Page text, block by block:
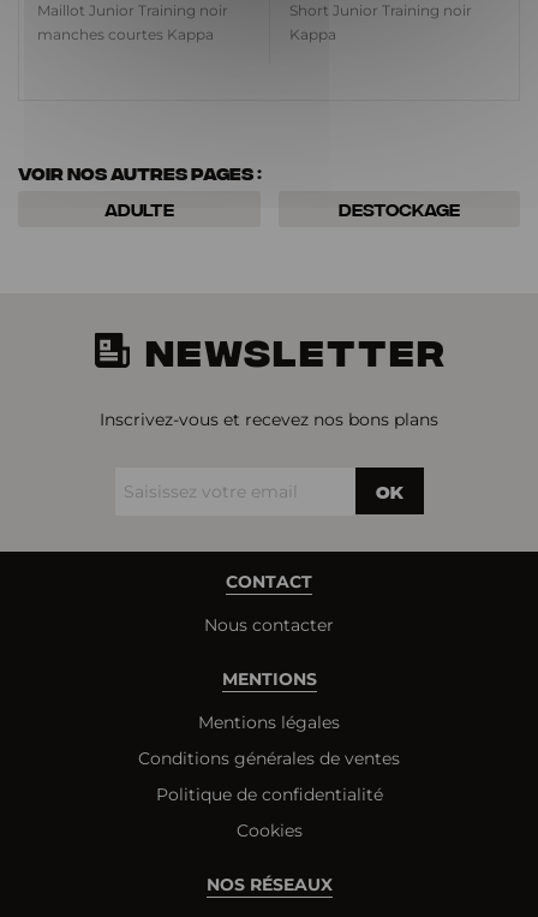
Maillot Junior Training noir
manches courtes Kappa
Short Junior Training noir
Kappa
Voir nos autres pages :
Adulte
Destockage
NEWSLETTER
Inscrivez-vous et recevez nos bons plans
OK
CONTACT
Nous contacter
MENTIONS
Mentions légales
Conditions générales de ventes
Politique de confidentialité
Cookies
NOS RÉSEAUX